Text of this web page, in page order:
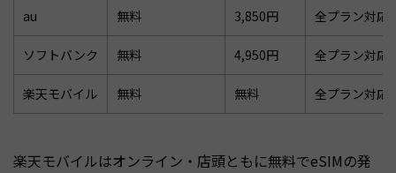
au 無料 3,850円 全プラン対応
ソフトバンク 無料 4,950円 全プラン対応
楽天モバイル 無料 無料 全プラン対応
楽天モバイルはオンライン・店頭ともに無料でeSIMの発